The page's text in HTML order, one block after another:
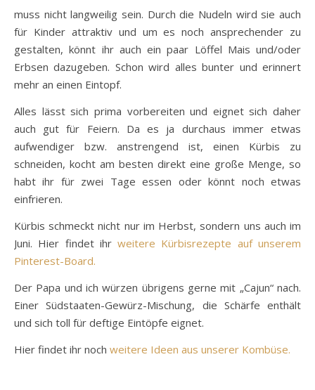
muss nicht langweilig sein. Durch die Nudeln wird sie auch
für Kinder attraktiv und um es noch ansprechender zu
gestalten, könnt ihr auch ein paar Löffel Mais und/oder
Erbsen dazugeben. Schon wird alles bunter und erinnert
mehr an einen Eintopf.
Alles lässt sich prima vorbereiten und eignet sich daher
auch gut für Feiern. Da es ja durchaus immer etwas
aufwendiger bzw. anstrengend ist, einen Kürbis zu
schneiden, kocht am besten direkt eine große Menge, so
habt ihr für zwei Tage essen oder könnt noch etwas
einfrieren.
Kürbis schmeckt nicht nur im Herbst, sondern uns auch im
Juni. Hier findet ihrweitere Kürbisrezepte auf unserem
Pinterest-Board.
Der Papa und ich würzen übrigens gerne mit „Cajun“ nach.
Einer Südstaaten-Gewürz-Mischung, die Schärfe enthält
und sich toll für deftige Eintöpfe eignet.
Hier findet ihr noch weitere Ideen aus unserer Kombüse.